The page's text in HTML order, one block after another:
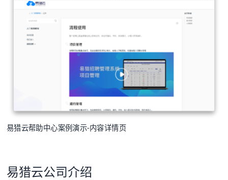
易猎云帮助中心案例演示-内容详情页
易猎云公司介绍